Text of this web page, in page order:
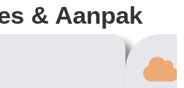
& Aanpak